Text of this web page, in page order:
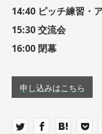
14:40 ピッチ練習・
15:30 交流会
16:00 閉幕
申し込みはこちら